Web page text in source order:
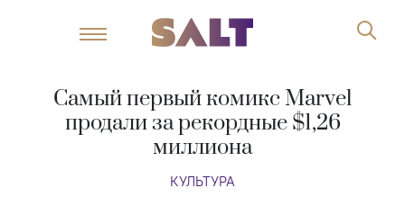
Самый первый комикс Marvel
продали за рекордные $1,26
миллиона
КУЛЬТУРА